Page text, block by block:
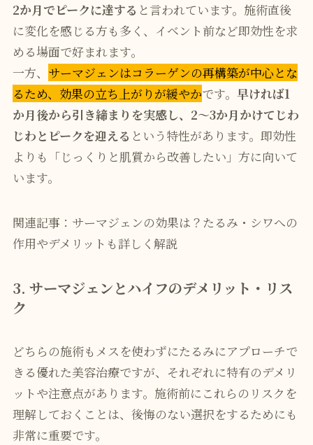
2か月でピークに達する と言われています。施術直後
に変化を感じる方も多く、イベント前など即効性を求
める場面で好まれます。
一方、 サーマジェンはコラーゲンの再構築が中心とな
るため、効果の立ち上がりが緩やかです。 早ければ1
か月後から引き締まりを実感し、2〜3か月かけてじわ
じわとピークを迎える という特性があります。即効性
よりも「じっくりと肌質から改善したい」方に向いて
います。
関連記事：サーマジェンの効果は？たるみ・シワへの
作用やデメリットも詳しく解説
3. サーマジェンとハイフのデメリット・リス
ク
どちらの施術もメスを使わずにたるみにアプローチで
きる優れた美容治療ですが、それぞれに特有のデメリ
ットや注意点があります。施術前にこれらのリスクを
理解しておくことは、後悔のない選択をするためにも
非常に重要です。